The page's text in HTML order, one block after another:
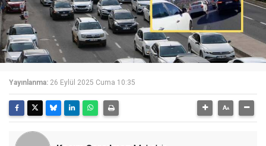
Yayınlanma: 26 Eylül 2025 Cuma 10:35